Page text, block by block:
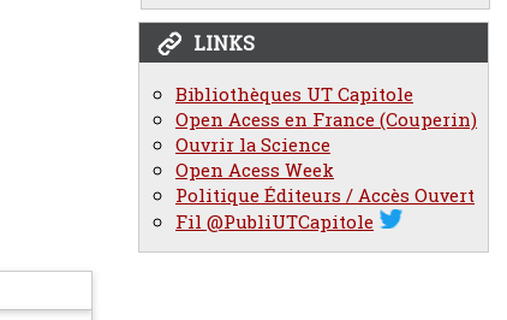
LINKS
Bibliothèques UT Capitole
Open Acess en France (Couperin)
Ouvrir la Science
Open Acess Week
Politique Éditeurs / Accès Ouvert
Fil @PubliUTCapitole